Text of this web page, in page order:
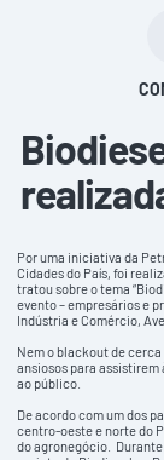
Por uma iniciativa da
Cidades do País, foi
tratou sobre o tema
evento – empresários e
Indústria e Comércio,
Nem o blackout de
ansiosos para assistirem
ao público.
De acordo com um dos
centro-oeste e norte do
do agronegócio.